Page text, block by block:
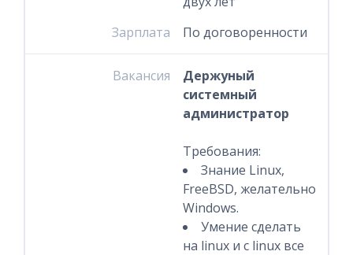
Зарплата
По договоренности
Вакансия
Держуный
системный
администратор
Требования:
Знание Linux,
FreeBSD, желательно
Windows.
Умение сделать
на linux и с linux все